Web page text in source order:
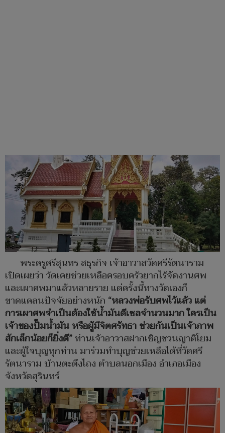
พระครูศรีสุนทร สธุรกิจ เจ้าอาวาสวัดศรีรัตนาราม
เปิดเผยว่า วัดเคยช่วยเหลือครอบครัวยากไร้จัดงานศพ
และเผาศพมาแล้วหลายราย แต่ครั้งนี้ทางวัดเองก็
ขาดแคลนปัจจัยอย่างหนัก “หลวงพ่อรับศพไว้แล้ว แต่
การเผาศพจำเป็นต้องใช้น้ำมันดีเซลจำนวนมาก ใครเป็น
เจ้าของปั๊มน้ำมัน หรือผู้มีจิตศรัทธา ช่วยกันเป็นเจ้าภาพ
สักเล็กน้อยก็ยิ่งดี”ท่านเจ้าอาวาสฝากเชิญชวนญาติโยม
และผู้ใจบุญทุกท่าน มาร่วมทำบุญช่วยเหลือได้ที่วัดศรี
รัตนาราม บ้านตะตึงไถง ตำบลนอกเมือง อำเภอเมือง
จังหวัดสุรินทร์